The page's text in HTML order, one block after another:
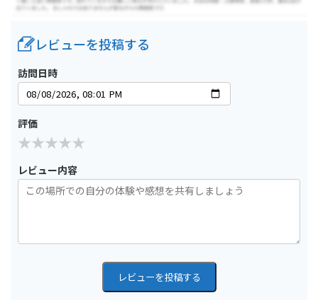
レビューを投稿する
訪問日時
評価
レビュー内容
レビューを投稿する